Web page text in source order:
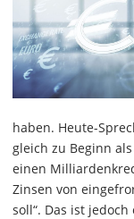
haben. Heute-
gleich zu Beginn
einen
Zinsen von
soll“. Das ist